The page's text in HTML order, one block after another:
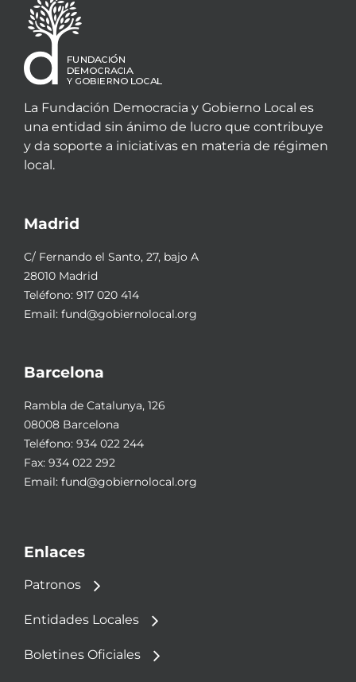
La Fundación Democracia y Gobierno Local es
una entidad sin ánimo de lucro que contribuye
y da soporte a iniciativas en materia de régimen
local.
Madrid
C/ Fernando el Santo, 27, bajo A
28010 Madrid
Teléfono: 917 020 414
Email: fund@gobiernolocal.org
Barcelona
Rambla de Catalunya, 126
08008 Barcelona
Teléfono: 934 022 244
Fax: 934 022 292
Email: fund@gobiernolocal.org
Enlaces
Patronos
Entidades Locales
Boletines Oficiales